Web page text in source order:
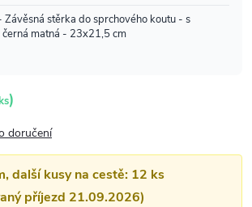
)
doručení
další kusy na cestě: 12 ks
příjezd 21.09.2026)